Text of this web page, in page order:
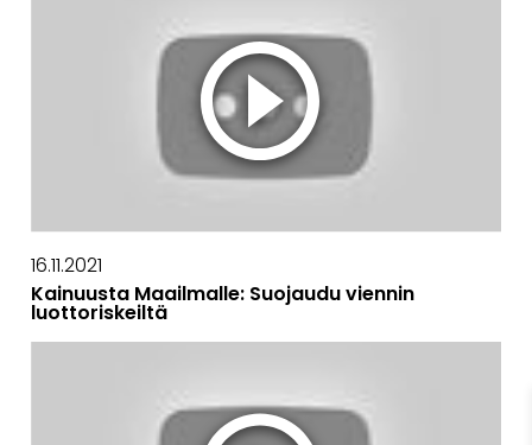
16.11.2021
Kainuusta Maailmalle: Suojaudu viennin
luottoriskeiltä